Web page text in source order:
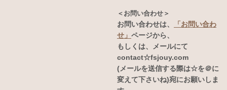
＜お問い合わせ＞
お問い合わせは、
「お問い合わ
せ」 ページから、
もしくは、メールにて
contact☆fsjouy.com
(メールを送信する際は☆を＠に
変えて下さいね)宛にお願いしま